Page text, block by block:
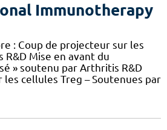
Immunotherapy
: Coup de projecteur sur les
Mise en avant du
» soutenu par Arthritis R&D
les cellules Treg – Soutenues par